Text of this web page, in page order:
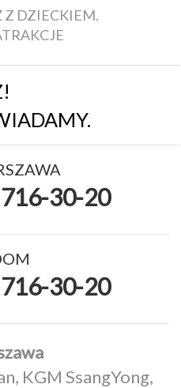
Z DZIECKIEM.
30-20
30-20
KGM SsangYong,